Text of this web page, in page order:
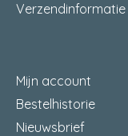
Verzendinformatie
Mijn account
Bestelhistorie
Nieuwsbrief